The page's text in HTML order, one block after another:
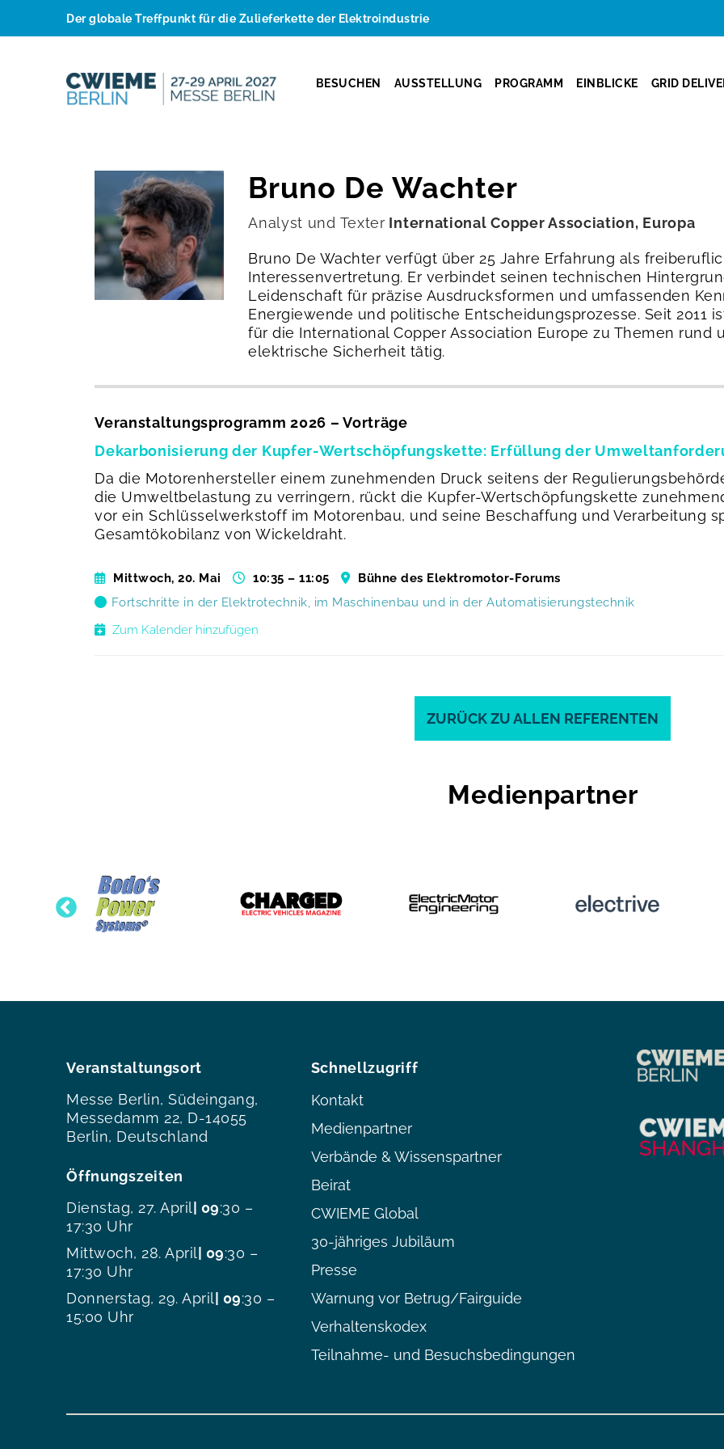
Der globale Treffpunkt für die Zulieferkette der Elektroindustrie
BESUCHEN AUSSTELLUNG PROGRAMM EINBLICKE GRID
Bruno De Wachter
Analyst und Texter International Copper Association, Europa
Bruno De Wachter verfügt über 25 Jahre Erfahrung als
Interessenvertretung. Er verbindet seinen technischen
Leidenschaft für präzise Ausdrucksformen und umfassenden
Energiewende und politische Entscheidungsprozesse. Seit 2011
für die International Copper Association Europe zu Themen rund
elektrische Sicherheit tätig.
Veranstaltungsprogramm 2026 – Vorträge
Dekarbonisierung der Kupfer-Wertschöpfungskette: Erfüllung der
Da die Motorenhersteller einem zunehmenden Druck seitens der
die Umweltbelastung zu verringern, rückt die Kupfer-Wertschöpfungskette
vor ein Schlüsselwerkstoff im Motorenbau, und seine Beschaffung und Verarbeitung
Gesamtökobilanz von Wickeldraht.
Mittwoch, 20. Mai 10:35 – 11:05
Bühne des Elektromotor-Forums
Fortschritte in der Elektrotechnik, im Maschinenbau und in der Automatisierungstechnik
Zum Kalender hinzufügen
ZURÜCK ZU ALLEN REFERENTEN
Medienpartner
Veranstaltungsort
Messe Berlin, Südeingang,
Messedamm 22, D-14055
Berlin, Deutschland
Öffnungszeiten
Dienstag, 27. April | 09:30 –
17:30 Uhr
Mittwoch, 28. April | 09:30 –
17:30 Uhr
Donnerstag, 29. April | 09:30 –
15:00 Uhr
Schnellzugriff
Kontakt
Medienpartner
Verbände & Wissenspartner
Beirat
CWIEME Global
30-jähriges Jubiläum
Presse
Warnung vor Betrug/Fairguide
Verhaltenskodex
Teilnahme- und Besuchsbedingungen